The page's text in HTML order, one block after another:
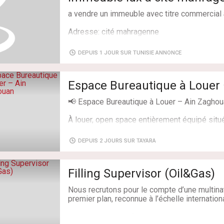
composant d'un salon une ce chambre à
équipée avec tous les ustensiles de
machine à laver climatiseur chauffage
satellite tv lcd four wifi chaines françaises ….
Propreté et hygiène garanties
Fb : https://www.facebook.com/
Type de transaction: À Louer
Superficie: 70 m²
Chambres: 1
a vendre un immeuble avec titre
Adresse: cité mahragenne
DEPUIS 1 JOUR SUR TUNISIE ANNONCE
Espace Bureautique à
📢 Espace Bureautique à Louer – Ain
À louer, open space entièrement équipé
✅ Grande table de travail pouvant accueillir
✅ Internet haut débit
✅ 2 toilettes
DEPUIS 2 JOURS SUR TAYARA
Filling Supervisor (Oil&Gas)
Nous recrutons pour le compte d’une
premier plan, reconnue à l’échelle